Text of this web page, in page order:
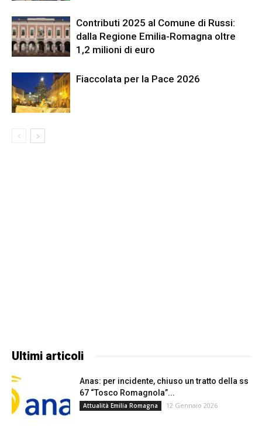
Contributi 2025 al Comune di Russi:
dalla Regione Emilia-Romagna oltre
1,2 milioni di euro
Fiaccolata per la Pace 2026
Ultimi articoli
Anas: per incidente, chiuso un tratto della ss
67 “Tosco Romagnola”...
Attualità Emilia Romagna 12 Gennaio 2026